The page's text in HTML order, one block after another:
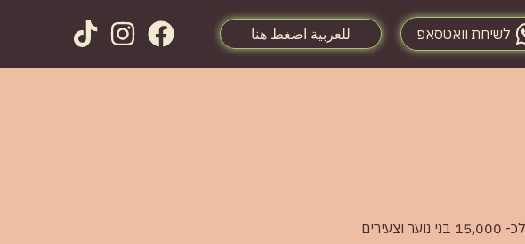
לשיחת וואטסאפ للعربية اضغط هنا
עלם דיגיטל הוקם בשנת 2004, כחלק ממגוון המענים שמציעה עמותת עלם לבני הנוער בישראל ומאז סייע לכ- 15,000 בני נוער וצעירים